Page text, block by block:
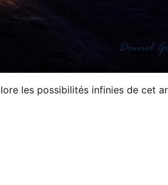
les possibilités infinies de cet